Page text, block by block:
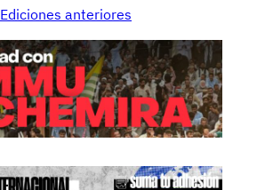
Ediciones anteriores